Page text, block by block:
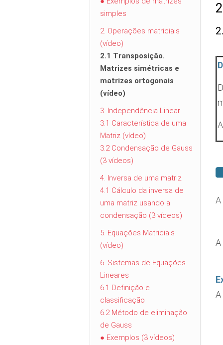
A
simples
2. Operações matriciais
(vídeo)
2.1 Transposição.
Matrizes simétricas e
matrizes ortogonais
(vídeo)
3. Independência Linear
3.1 Característica de uma
Matriz (vídeo)
3.2 Condensação de Gauss
(3 vídeos)
4. Inversa de uma matriz
4.1 Cálculo da inversa de
uma matriz usando a
condensação (3 vídeos)
5. Equações Matriciais
(vídeo)
6. Sistemas de Equações
Lineares
6.1 Definição e
classificação
6.2 Método de eliminação
de Gauss
● Exemplos (3 vídeos)